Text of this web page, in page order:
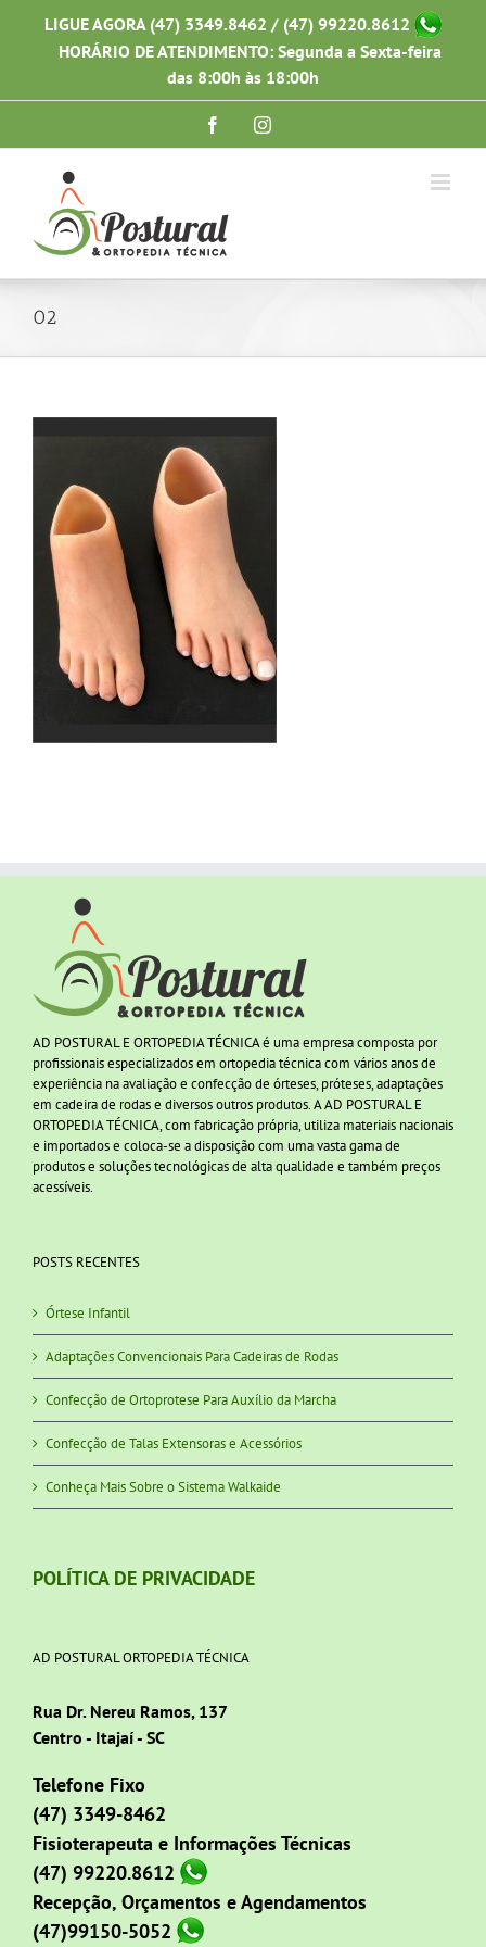
LIGUE AGORA (47) 3349.8462 / (47) 99220.8612
HORÁRIO DE ATENDIMENTO: Segunda a Sexta-feira
das 8:00h às 18:00h
FacebookInstagram
02
AD POSTURAL E ORTOPEDIA TÉCNICA é uma empresa composta por
profissionais especializados em ortopedia técnica com vários anos de
experiência na avaliação e confecção de órteses, próteses, adaptações
em cadeira de rodas e diversos outros produtos. A AD POSTURAL E
ORTOPEDIA TÉCNICA, com fabricação própria, utiliza materiais nacionais
e importados e coloca-se a disposição com uma vasta gama de
produtos e soluções tecnológicas de alta qualidade e também preços
acessíveis.
POSTS RECENTES
Órtese Infantil
Adaptações Convencionais Para Cadeiras de Rodas
Confecção de Ortoprotese Para Auxílio da Marcha
Confecção de Talas Extensoras e Acessórios
Conheça Mais Sobre o Sistema Walkaide
POLÍTICA DE PRIVACIDADE
AD POSTURAL ORTOPEDIA TÉCNICA
Rua Dr. Nereu Ramos, 137
Centro - Itajaí - SC
Telefone Fixo
(47) 3349-8462
Fisioterapeuta e Informações Técnicas
(47) 99220.8612
Recepção, Orçamentos e Agendamentos
(47)99150-5052